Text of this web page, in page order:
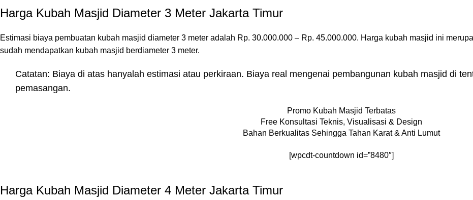
Harga Kubah Masjid Diameter 3 Meter Jakarta Timur
Estimasi biaya pembuatan kubah masjid diameter 3 meter adalah Rp. 30.000.000 – Rp. 45.000.000. Harga kubah masjid ini
sudah mendapatkan kubah masjid berdiameter 3 meter.
Catatan: Biaya di atas hanyalah estimasi atau perkiraan. Biaya real mengenai pembangunan kubah masjid di
pemasangan.
Promo Kubah Masjid Terbatas
Free Konsultasi Teknis, Visualisasi & Design
Bahan Berkualitas Sehingga Tahan Karat & Anti Lumut
[wpcdt-countdown id=”8480″]
Harga Kubah Masjid Diameter 4 Meter Jakarta Timur